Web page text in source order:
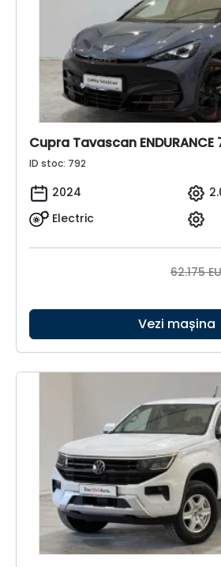
Cupra Tavascan ENDURANCE
ID stoc: 792
2024
Electric
62.175
Vezi mașina